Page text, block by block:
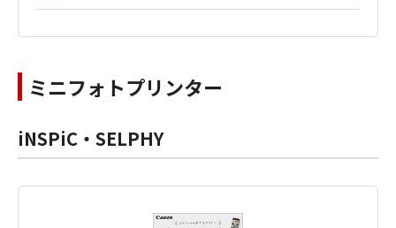
ミニフォトプリンター
iNSPiC・SELPHY